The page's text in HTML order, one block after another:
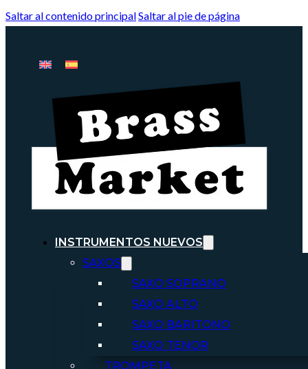
Saltar al contenido principalSaltar al pie de página
INSTRUMENTOS NUEVOS
SAXOS
SAXO SOPRANO
SAXO ALTO
SAXO BARITONO
SAXO TENOR
TROMPETA